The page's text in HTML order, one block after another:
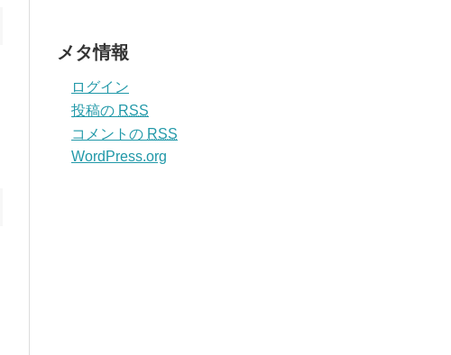
メタ情報
ログイン
投稿の RSS
コメントの RSS
WordPress.org